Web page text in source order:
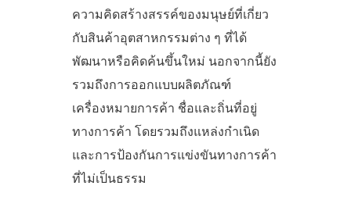
ความคิดสร้างสรรค์ของมนุษย์ที่เกี่ยว
กับสินค้าอุตสาหกรรมต่าง ๆ ที่ได้
พัฒนาหรือคิดค้นขึ้นใหม่ นอกจากนี้ยัง
รวมถึงการออกแบบผลิตภัณฑ์
เครื่องหมายการค้า ชื่อและถิ่นที่อยู่
ทางการค้า โดยรวมถึงแหล่งกำเนิด
และการป้องกันการแข่งขันทางการค้า
ที่ไม่เป็นธรรม